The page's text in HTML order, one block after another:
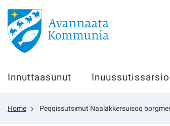
Innuttaasunut
Inuussutissarsiorneq
Politikki
Innuttaasunut
Home Peqqissutsimut Naalakkersuisoq